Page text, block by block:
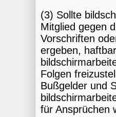
(3) Sollte
Mitglied gegen
Vorschriften
ergeben,
Folgen
Bußgelder und
für Ansprüchen